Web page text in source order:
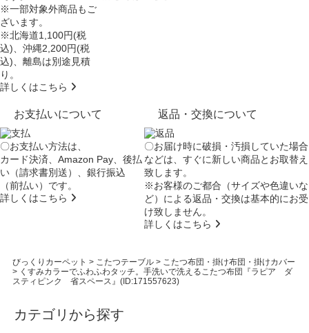
※一部対象外商品もご
ざいます。
※北海道1,100円(税
込)、沖縄2,200円(税
込)、離島は別途見積
り。
詳しくはこちら
お支払いについて
〇お支払い方法は、
カード決済、Amazon Pay、後払
い（請求書別送）、銀行振込
（前払い）です。
詳しくはこちら
返品・交換について
〇お届け時に破損・汚損していた場合
などは、すぐに新しい商品とお取替え
致します。
※お客様のご都合（サイズや色違いな
ど）による返品・交換は基本的にお受
け致しません。
詳しくはこちら
びっくりカーペット > こたつテーブル> こたつ布団・掛け布団・掛けカバー
> くすみカラーでふわふわタッチ。手洗いで洗えるこたつ布団『ラピア ダ
スティピンク 省スペース』(ID:171557623)
カテゴリから探す